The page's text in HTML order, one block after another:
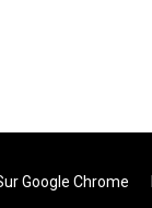
Google Chrome